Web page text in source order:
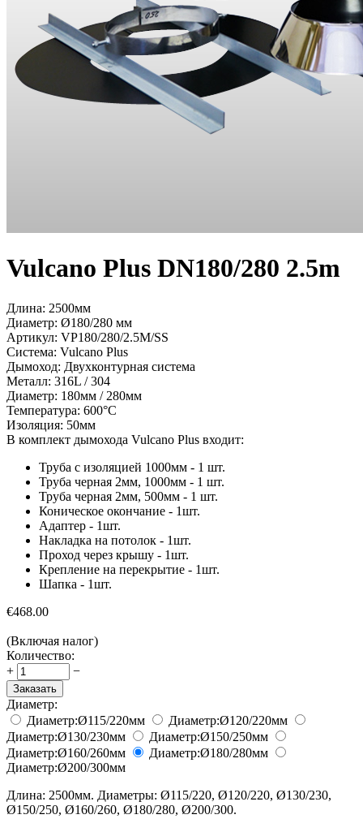
Vulcano Plus DN180/280 2.5m
Длина: 2500мм
Диаметр: Ø180/280 мм
Артикул: VP180/280/2.5M/SS
Система: Vulcano Plus
Дымоход: Двухконтурная система
Металл: 316L / 304
Диаметр: 180мм / 280мм
Температура: 600°С
Изоляция: 50мм
В комплект дымохода Vulcano Plus входит:
Труба c изоляцией 1000мм - 1 шт.
Труба черная 2мм, 1000мм - 1 шт.
Труба черная 2мм, 500мм - 1 шт.
Коническое окончание - 1шт.
Адаптер - 1шт.
Накладка на потолок - 1шт.
Проход через крышу - 1шт.
Крепление на перекрытие - 1шт.
Шапка - 1шт.
€468.00
(Включая налог)
Количество:
+
−
Заказать
Диаметр:
Диаметр:Ø115/220мм Диаметр:Ø120/220мм
Диаметр:Ø130/230мм Диаметр:Ø150/250мм
Диаметр:Ø160/260мм Диаметр:Ø180/280мм
Диаметр:Ø200/300мм
Длина: 2500мм. Диаметры: Ø115/220, Ø120/220, Ø130/230,
Ø150/250, Ø160/260, Ø180/280, Ø200/300.